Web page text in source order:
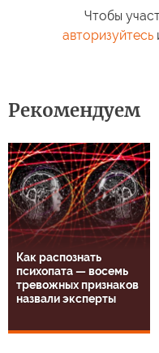
Чтобы
авторизуйтесь
Рекомендуем
Как распознать
психопата — восемь
тревожных признаков
назвали эксперты